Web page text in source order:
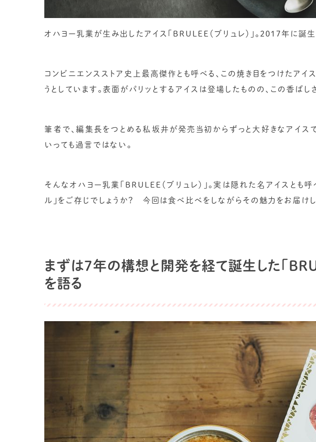
オハヨー乳業が生み出したアイス「BRULEE（ブリュレ）」。2017年に誕
コンビニエンスストア史上最高傑作とも呼べる、この焼き目をつけたアイ
うとしています。表面がパリッとするアイスは登場したものの、この香ばし
筆者で、編集長をつとめる私坂井が発売当初からずっと大好きなアイス
いっても過言ではない。
そんなオハヨー乳業「BRULEE（ブリュレ）」。実は隠れた名アイスとも
ル」をご存じでしょうか？ 今回は食べ比べをしながらその魅力をお届けし
まずは7年の構想と開発を経て誕生した「
を語る